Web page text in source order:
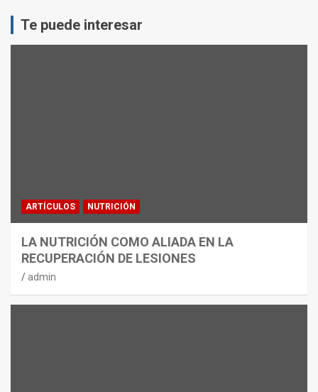
Te puede interesar
ARTÍCULOS NUTRICIÓN
LA NUTRICIÓN COMO ALIADA EN LA
RECUPERACIÓN DE LESIONES
admin